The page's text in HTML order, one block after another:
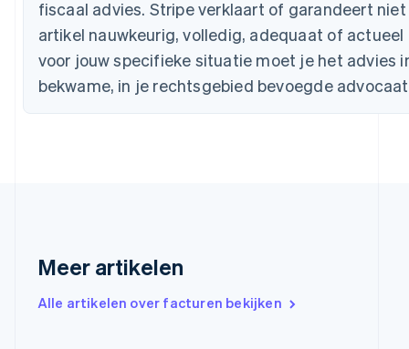
fiscaal advies. Stripe verklaart of garandeert
artikel nauwkeurig, volledig, adequaat of actueel
voor jouw specifieke situatie moet je het advies
bekwame, in je rechtsgebied bevoegde
Meer artikelen
Alle artikelen over facturen bekijken
English
English
Duitsland
English
Estland
English
English
English